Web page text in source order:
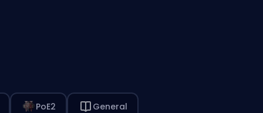
PoE2 General